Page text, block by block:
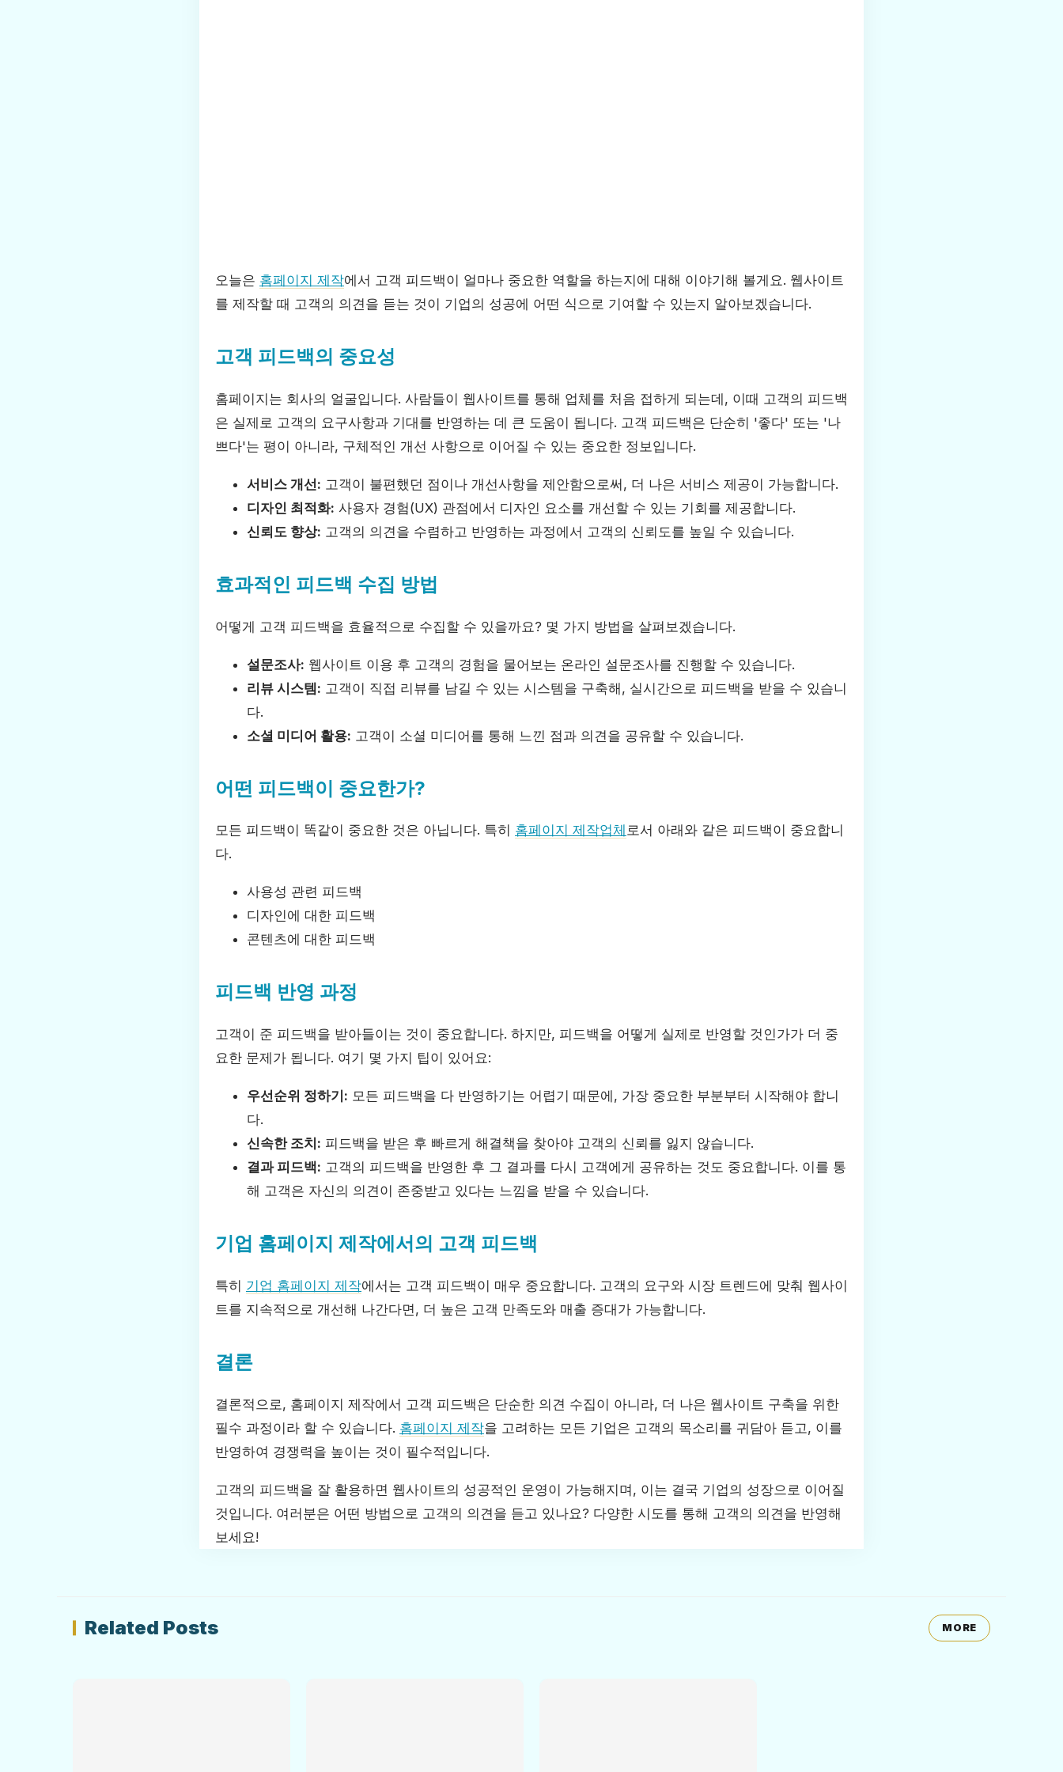
오늘은 홈페이지 제작에서 고객 피드백이 얼마나 중요한 역할을 하는지에 대해 이야기해 볼게요. 웹사이트
를 제작할 때 고객의 의견을 듣는 것이 기업의 성공에 어떤 식으로 기여할 수 있는지 알아보겠습니다.
고객 피드백의 중요성
홈페이지는 회사의 얼굴입니다. 사람들이 웹사이트를 통해 업체를 처음 접하게 되는데, 이때 고객의 피드백
은 실제로 고객의 요구사항과 기대를 반영하는 데 큰 도움이 됩니다. 고객 피드백은 단순히 '좋다' 또는 '나
쁘다'는 평이 아니라, 구체적인 개선 사항으로 이어질 수 있는 중요한 정보입니다.
서비스 개선: 고객이 불편했던 점이나 개선사항을 제안함으로써, 더 나은 서비스 제공이 가능합니다.
디자인 최적화: 사용자 경험(UX) 관점에서 디자인 요소를 개선할 수 있는 기회를 제공합니다.
신뢰도 향상: 고객의 의견을 수렴하고 반영하는 과정에서 고객의 신뢰도를 높일 수 있습니다.
효과적인 피드백 수집 방법
어떻게 고객 피드백을 효율적으로 수집할 수 있을까요? 몇 가지 방법을 살펴보겠습니다.
설문조사: 웹사이트 이용 후 고객의 경험을 물어보는 온라인 설문조사를 진행할 수 있습니다.
리뷰 시스템: 고객이 직접 리뷰를 남길 수 있는 시스템을 구축해, 실시간으로 피드백을 받을 수 있습니
다.
소셜 미디어 활용: 고객이 소셜 미디어를 통해 느낀 점과 의견을 공유할 수 있습니다.
어떤 피드백이 중요한가?
모든 피드백이 똑같이 중요한 것은 아닙니다. 특히 홈페이지 제작업체 로서 아래와 같은 피드백이 중요합니
다.
사용성 관련 피드백
디자인에 대한 피드백
콘텐츠에 대한 피드백
피드백 반영 과정
고객이 준 피드백을 받아들이는 것이 중요합니다. 하지만, 피드백을 어떻게 실제로 반영할 것인가가 더 중
요한 문제가 됩니다. 여기 몇 가지 팁이 있어요:
우선순위 정하기: 모든 피드백을 다 반영하기는 어렵기 때문에, 가장 중요한 부분부터 시작해야 합니
다.
신속한 조치: 피드백을 받은 후 빠르게 해결책을 찾아야 고객의 신뢰를 잃지 않습니다.
결과 피드백: 고객의 피드백을 반영한 후 그 결과를 다시 고객에게 공유하는 것도 중요합니다. 이를 통
해 고객은 자신의 의견이 존중받고 있다는 느낌을 받을 수 있습니다.
기업 홈페이지 제작에서의 고객 피드백
특히 기업 홈페이지 제작에서는 고객 피드백이 매우 중요합니다. 고객의 요구와 시장 트렌드에 맞춰 웹사이
트를 지속적으로 개선해 나간다면, 더 높은 고객 만족도와 매출 증대가 가능합니다.
결론
결론적으로, 홈페이지 제작에서 고객 피드백은 단순한 의견 수집이 아니라, 더 나은 웹사이트 구축을 위한
필수 과정이라 할 수 있습니다. 홈페이지 제작을 고려하는 모든 기업은 고객의 목소리를 귀담아 듣고, 이를
반영하여 경쟁력을 높이는 것이 필수적입니다.
고객의 피드백을 잘 활용하면 웹사이트의 성공적인 운영이 가능해지며, 이는 결국 기업의 성장으로 이어질
것입니다. 여러분은 어떤 방법으로 고객의 의견을 듣고 있나요? 다양한 시도를 통해 고객의 의견을 반영해
보세요!
Related Posts MORE